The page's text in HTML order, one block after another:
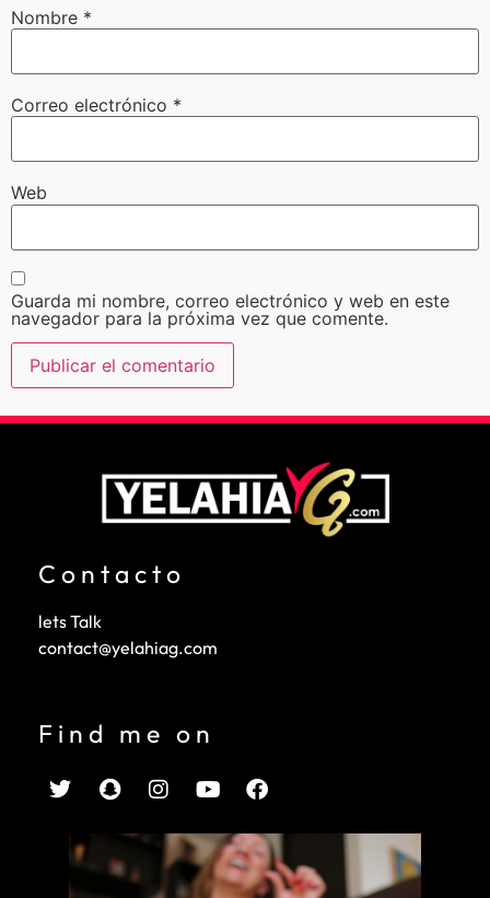
Nombre *
Correo electrónico *
Web
Guarda mi nombre, correo electrónico y web en este
navegador para la próxima vez que comente.
Contacto
lets Talk
contact@yelahiag.com
Find me on